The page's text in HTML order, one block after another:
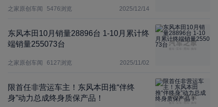
之家原创车闻 5476浏览 2025/12/14
东风本田10月销量28896台 1-10月累计终
端销量255073台
之家原创车闻 6127浏览 2025/11/02
限首任非营运车主！东风本田推“伴终
身”动力总成终身质保产品！